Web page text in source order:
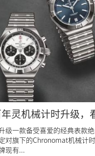
灵机械计时升级，
级一款备受喜爱的经典表款
对旗下的Chronomat机械计
现有...